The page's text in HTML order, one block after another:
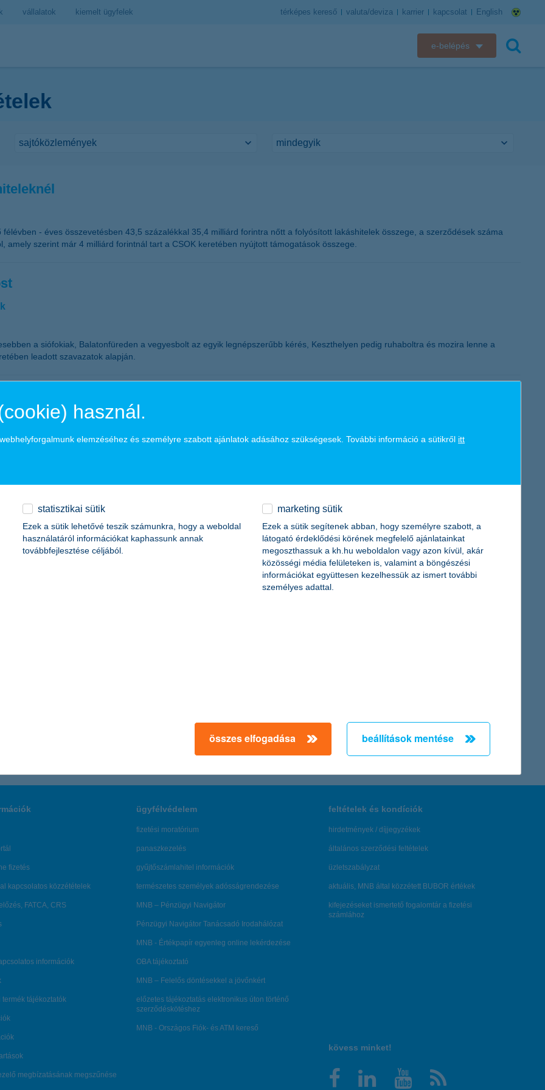
vállalatok kiemelt ügyfelek térképes kereső valuta/deviza karrier kapcsolat English
e-belépés
- éves összevetésben 43,5 százalékkal 35,4 milliárd forintra nőtt a folyósított lakáshitelek összege, a szerződések száma
szerint már 4 milliárd forintnál tart a CSOK keretében nyújtott támogatások összege.
a siófokiak, Balatonfüreden a vegyesbolt az egyik legnépszerűbb kérés, Keszthelyen pedig ruhaboltra és mozira lenne a
leadott szavazatok alapján.
éjjel-nappali üzletet éskocsmát szeretnének a közelükbe - derül ki a K&H: üzletet ide! programjának keretében leadott
a cybertámadásokra, illetve azok kivédésére hívja fel a figyelmet, hanem arra is, hogy az IT eszközök használatának rohamos
a K&H Alapkezelő szakemberei.
fizetés
kapcsolatos közzétételek
FATCA, CRS
információk
termék tájékoztatók
megbízatásának megszűnése
ügyfélvédelem
fizetési moratórium
panaszkezelés
gyűjtőszámlahitel információk
természetes személyek adósságrendezése
MNB – Pénzügyi Navigátor
Pénzügyi Navigátor Tanácsadó Irodahálózat
MNB - Értékpapír egyenleg online lekérdezése
OBA tájékoztató
MNB – Felelős döntésekkel a jövőnkért
előzetes tájékoztatás elektronikus úton történő
szerződéskötéshez
MNB - Országos Fiók- és ATM kereső
feltételek és kondíciók
hirdetmények / díjjegyzékek
általános szerződési feltételek
üzletszabályzat
aktuális, MNB által közzétett BUBOR értékek
kifejezéseket ismertető fogalomtár a fizetési
számlához
kövess minket!
használ.
elemzéséhez és személyre szabott ajánlatok adásához szükségesek. További információ a sütikről itt
statisztikai sütik
Ezek a sütik lehetővé teszik számunkra, hogy a weboldal
használatáról információkat kaphassunk annak
továbbfejlesztése céljából.
marketing sütik
Ezek a sütik segítenek abban, hogy személyre szabott, a
látogató érdeklődési körének megfelelő ajánlatainkat
megoszthassuk a kh.hu weboldalon vagy azon kívül, akár
közösségi média felületeken is, valamint a böngészési
információkat együttesen kezelhessük az ismert további
személyes adattal.
összes elfogadása beállítások mentése